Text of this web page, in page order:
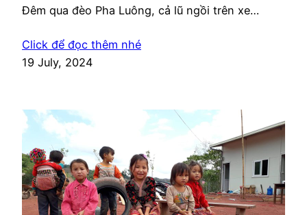
Đêm qua đèo Pha Luông, cả lũ ngồi trên xe
đèo giống như đi xe lửa vòng vèo trong công
viên, khác…
Click để đọc thêm nhé
19 July, 2024